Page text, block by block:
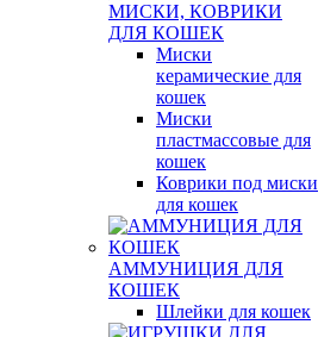
МИСКИ, КОВРИКИ
ДЛЯ КОШЕК
Миски
керамические для
кошек
Миски
пластмассовые для
кошек
Коврики под миски
для кошек
АММУНИЦИЯ ДЛЯ
КОШЕК
Шлейки для кошек